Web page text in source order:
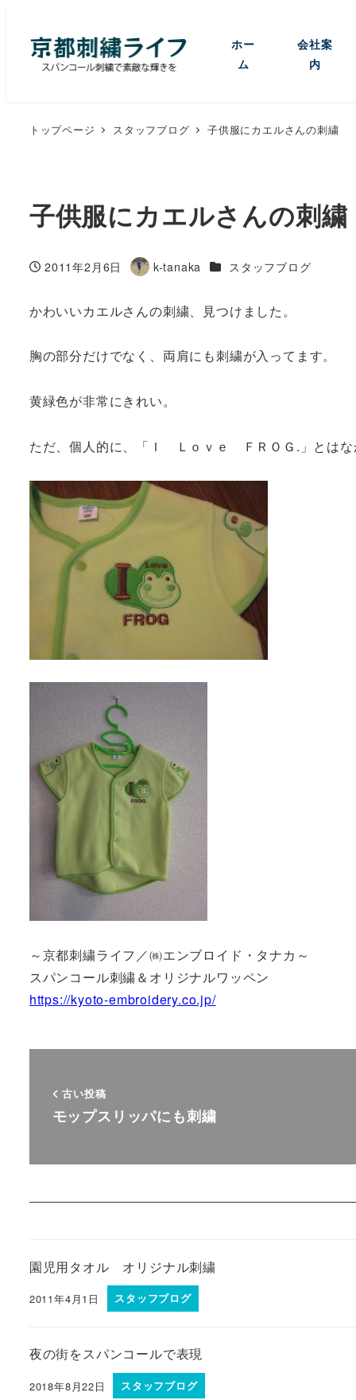
ホー
ム
会社案
内
トップページ スタッフブログ 子供服にカエルさんの刺繍
子供服にカエルさんの刺繍
投稿日
2011年2月6日
著
k-tanaka カテゴリー
スタッフブログ
かわいいカエルさんの刺繍、見つけました。
胸の部分だけでなく、両肩にも刺繍が入ってます。
黄緑色が非常にきれい。
ただ、個人的に、「Ｉ Ｌｏｖｅ ＦＲＯＧ.」とはな
～京都刺繍ライフ／㈱エンブロイド・タナカ～
スパンコール刺繍＆オリジナルワッペン
https://kyoto-embroidery.co.jp/
古い投稿
モップスリッパにも刺繍
園児用タオル オリジナル刺繍
2011年4月1日 スタッフブログ
夜の街をスパンコールで表現
2018年8月22日 スタッフブログ